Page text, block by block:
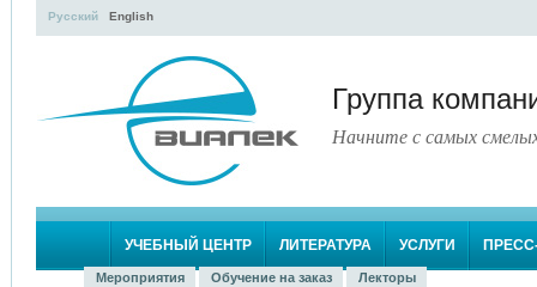
Группа
Начните с самых
Русский English
УЧЕБНЫЙ ЦЕНТР ЛИТЕРАТУРА УСЛУГИ
Мероприятия Обучение на заказ Лекторы